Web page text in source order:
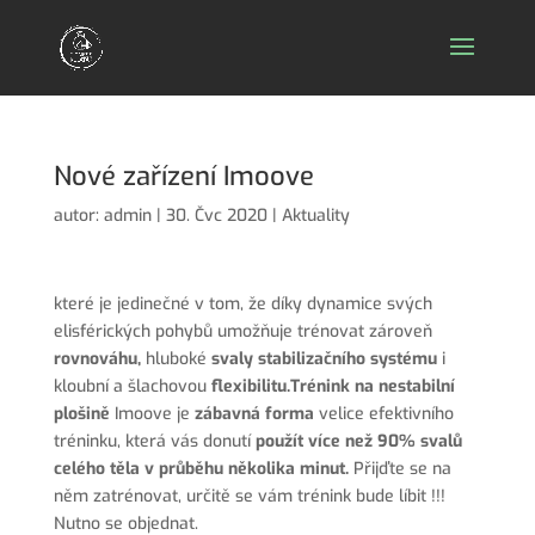
Nové zařízení Imoove
autor: admin| 30. Čvc 2020| Aktuality
které je jedinečné v tom, že díky dynamice svých
elisférických pohybů umožňuje trénovat zároveň
rovnováhu,hluboké svaly stabilizačního systémui
kloubní a šlachovou flexibilitu.Trénink na nestabilní
plošině Imoove je zábavná forma velice efektivního
tréninku, která vás donutípoužít více než 90% svalů
celého těla v průběhu několika minut.Přijďte se na
něm zatrénovat, určitě se vám trénink bude líbit !!!
Nutno se objednat.